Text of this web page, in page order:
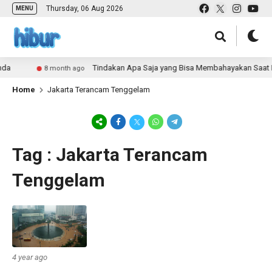
MENU Thursday, 06 Aug 2026
8 month ago Tindakan Apa Saja yang Bisa Membahayakan Saat
Home Jakarta Terancam Tenggelam
Tag : Jakarta Terancam
Tenggelam
4 year ago